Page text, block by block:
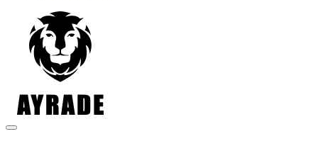
Basculer la navigation